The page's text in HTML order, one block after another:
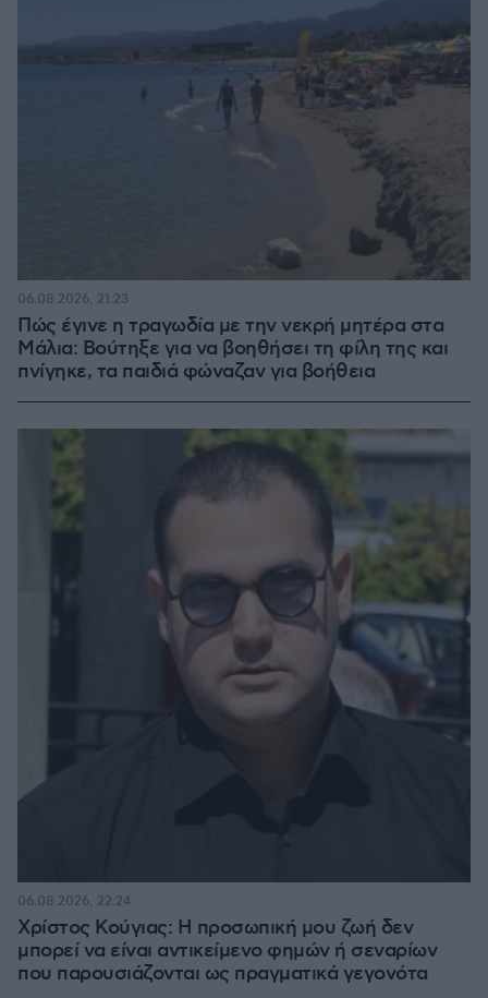
Πώς έγινε η τραγωδία με την νεκρή μητέρα στα
Μάλια: Βούτηξε για να βοηθήσει τη φίλη της και
πνίγηκε, τα παιδιά φώναζαν για βοήθεια
06.08.2026, 21:23
Χρίστος Κούγιας: Η προσωπική μου ζωή δεν
μπορεί να είναι αντικείμενο φημών ή σεναρίων
που παρουσιάζονται ως πραγματικά γεγονότα
06.08.2026, 22:24